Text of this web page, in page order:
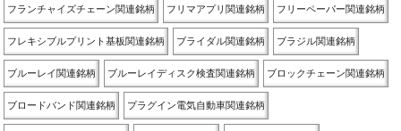
フランチャイズチェーン関連銘柄 フリマアプリ関連銘柄 フリーペーパー関連銘柄
フレキシブルプリント基板関連銘柄 ブライダル関連銘柄 ブラジル関連銘柄
ブルーレイ関連銘柄 ブルーレイディスク検査関連銘柄 ブロックチェーン関連銘柄
ブロードバンド関連銘柄 プラグイン電気自動車関連銘柄